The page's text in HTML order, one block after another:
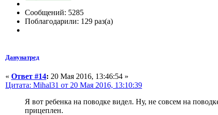
Сообщений: 5285
Поблагодарили: 129 раз(а)
Данунатред
« Ответ #14: 20 Мая 2016, 13:46:54 »
Цитата: Mihal31 от 20 Мая 2016, 13:10:39
Я вот ребенка на поводке видел. Ну, не совсем на
прицеплен.